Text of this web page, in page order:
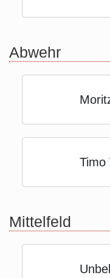
Abwehr
Timo
Mittelfeld